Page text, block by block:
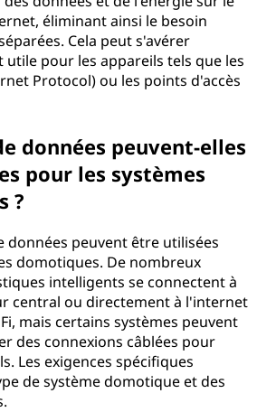
éliminant ainsi le besoin
Cela peut s'avérer
pour les appareils tels que les
Protocol) ou les points d'accès
données peuvent-elles
pour les systèmes
?
données peuvent être utilisées
domotiques. De nombreux
intelligents se connectent à
central ou directement à l'internet
mais certains systèmes peuvent
des connexions câblées pour
Les exigences spécifiques
de système domotique et des